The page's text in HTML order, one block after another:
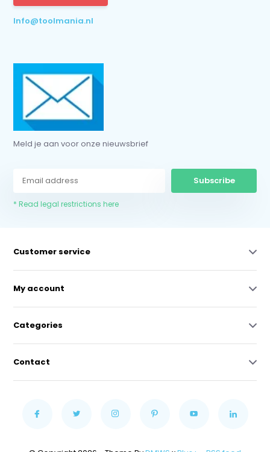
Info@toolmania.nl
Meld je aan voor onze nieuwsbrief
Subscribe
* Read legal restrictions here
Customer service
My account
Categories
Contact
* Read legal restrictions here